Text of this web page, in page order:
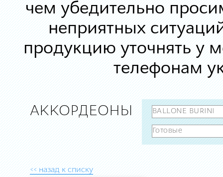
чем убедительно
неприятных
продукцию уточнять у
телефонам
АККОРДЕОНЫ
<< назад к списку